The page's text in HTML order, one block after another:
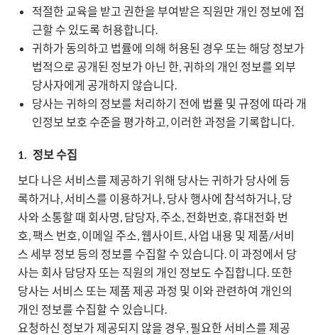
적절한 교육을 받고 권한을 부여받은 직원만 개인 정보에 접
근할 수 있도록 허용합니다.
귀하가 동의하고 법률에 의해 허용된 경우 또는 해당 정보가
법적으로 공개된 정보가 아닌 한, 귀하의 개인 정보를 외부
당사자에게 공개하지 않습니다.
당사는 귀하의 정보를 처리하기 전에 법률 및 규정에 따라 개
인정보 보호 수준을 평가하고, 이러한 과정을 기록합니다.
1. 정보 수집
보다 나은 서비스를 제공하기 위해 당사는 귀하가 당사에 등
록하거나, 서비스를 이용하거나, 당사 행사에 참석하거나, 당
사와 소통할 때 회사명, 담당자, 주소, 전화번호, 휴대전화 번
호, 팩스 번호, 이메일 주소, 웹사이트, 사업 내용 및 제품/서비
스 세부 정보 등의 정보를 수집할 수 있습니다. 이 과정에서 당
사는 회사 담당자 또는 직원의 개인 정보도 수집합니다. 또한
당사는 서비스 또는 제품 제공 과정 및 이와 관련하여 개인의
개인 정보를 수집할 수 있습니다.
요청하신 정보가 제공되지 않을 경우, 필요한 서비스를 제공